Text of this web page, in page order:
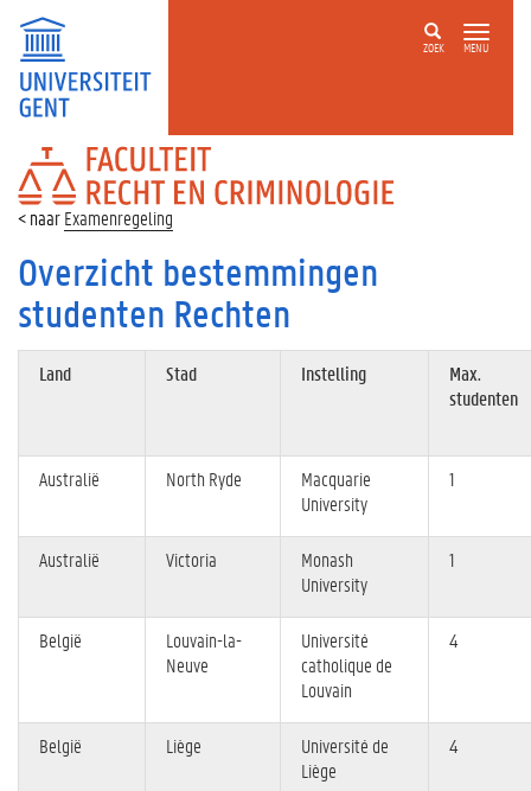
ZOEK MENU
FACULTEIT
RECHT
EN
CRIMINOLOGIE
Examenregeling
Overzicht bestemmingen
studenten Rechten
Land Stad Instelling
Max.
studenten
Australië North Ryde
Macquarie
University
1
Australië Victoria
Monash
University
1
België
Louvain-la-
Neuve
Université
catholique de
Louvain
4
België Liège
Université de
Liège
4